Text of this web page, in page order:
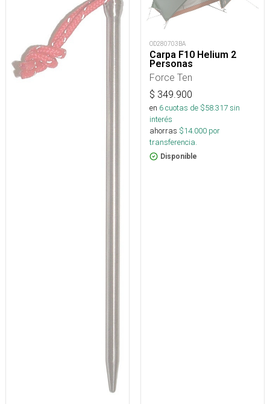
OD280703BA
Carpa F10 Helium 2
Personas
Force Ten
$ 349.900
en 6cuotas de $58.317sin
interés
ahorras $14.000 por
transferencia.
Disponible